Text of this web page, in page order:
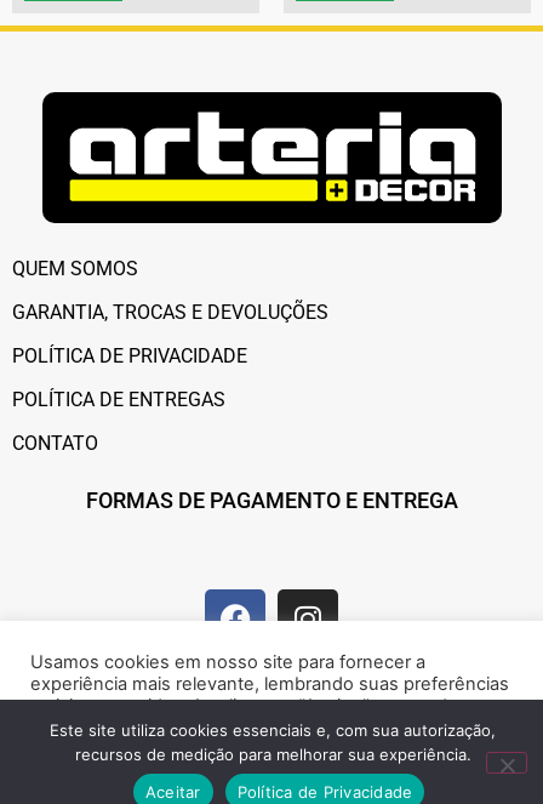
QUEM SOMOS
GARANTIA, TROCAS E DEVOLUÇÕES
POLÍTICA DE PRIVACIDADE
POLÍTICA DE ENTREGAS
CONTATO
FORMAS DE PAGAMENTO E ENTREGA
Marque presença na web!
Usamos cookies em nosso site para fornecer a
experiência mais relevante, lembrando suas preferências
e visitas repetidas. Ao clicar em “Aceitar”, concorda com a
utilização de cookies.
Aceitar
Este site utiliza cookies essenciais e, com sua autorização,
recursos de medição para melhorar sua experiência.
Aceitar
Política de Privacidade